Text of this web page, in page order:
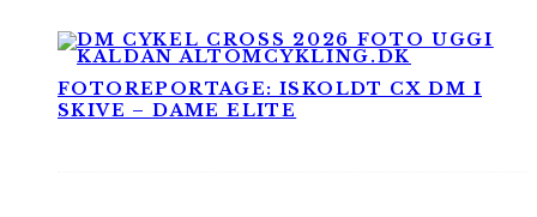
FOTOREPORTAGE: ISKOLDT CX DM I
SKIVE – DAME ELITE